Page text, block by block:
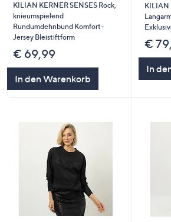
KILIAN KERNER SENSES Rock,
knieumspielend
Rundumdehnbund Komfort-
Jersey Bleistiftform
€ 69,99
In den Warenkorb
KILIAN
€
In